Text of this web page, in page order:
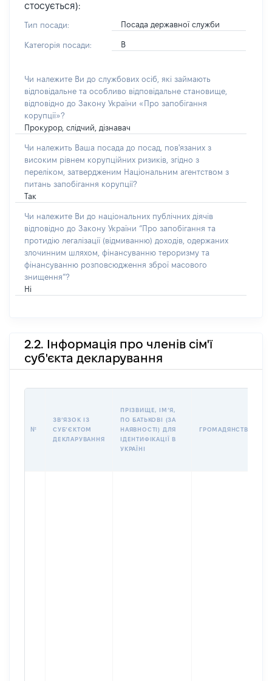
стосується):
Тип посади: Посада державної служби
Категорія посади: В
Чи належите Ви до службових осіб, які займають
відповідальне та особливо відповідальне становище,
відповідно до Закону України «Про запобігання
корупції»?
Прокурор, слідчий, дізнавач
Чи належить Ваша посада до посад, пов'язаних з
високим рівнем корупційних ризиків, згідно з
переліком, затвердженим Національним агентством з
питань запобігання корупції?
Так
Чи належите Ви до національних публічних діячів
відповідно до Закону України “Про запобігання та
протидію легалізації (відмиванню) доходів, одержаних
злочинним шляхом, фінансуванню тероризму та
фінансуванню розповсюдження зброї масового
знищення”?
Ні
2.2. Інформація про членів сім'ї
суб'єкта декларування
№
ЗВʼЯЗОК ІЗ
СУБʼЄКТОМ
ДЕКЛАРУВАННЯ
ПРІЗВИЩЕ, ІМʼЯ,
ПО БАТЬКОВІ (ЗА
НАЯВНОСТІ) ДЛЯ
ІДЕНТИФІКАЦІЇ В
УКРАЇНІ
ГРОМАДЯНСТВО